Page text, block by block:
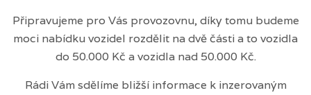
Připravujeme pro Vás provozovnu, díky tomu budeme
moci nabídku vozidel rozdělit na dvě části a to vozidla
do 50.000 Kč a vozidla nad 50.000 Kč.
Rádi Vám sdělíme bližší informace k inzerovaným